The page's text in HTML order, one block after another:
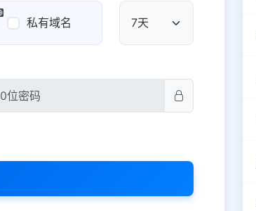
私有域名 公共域名
Android PC 其他